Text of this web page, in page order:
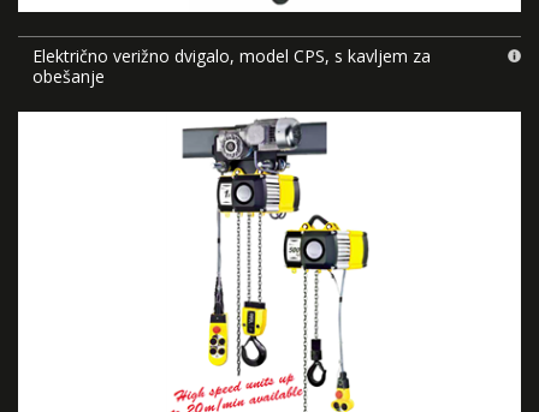
Električno verižno dvigalo, model CPS, s kavljem za
obešanje